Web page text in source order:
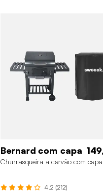
Bernard com capa
Churrasqueira a carvão com
4.2 (212)